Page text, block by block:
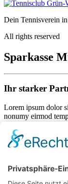
Dein Tennisverein
All rights reserved
Sparkasse
Ihr starker
Lorem ipsum dolor
nonumy eirmod
et ea rebum. Stet
Lorem ipsum dolor